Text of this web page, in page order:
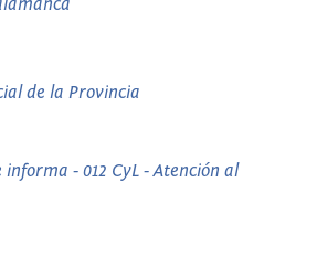
de la Provincia
informa - 012 CyL - Atención al